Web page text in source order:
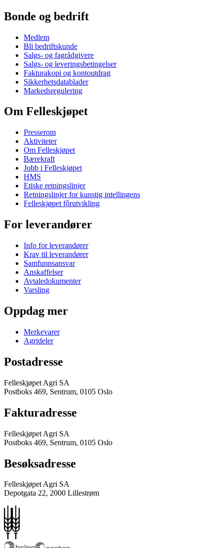
Bonde og bedrift
Medlem
Bli bedriftskunde
Salgs- og fagrådgivere
Salgs- og leveringsbetingelser
Fakturakopi og kontoutdrag
Sikkerhetsdatablader
Markedsregulering
Om Felleskjøpet
Presserom
Aktiviteter
Om Felleskjøpet
Bærekraft
Jobb i Felleskjøpet
HMS
Etiske retningslinjer
Retningslinjer for kunstig intellingens
Felleskjøpet fôrutvikling
For leverandører
Info for leverandører
Krav til leverandører
Samfunnsansvar
Anskaffelser
Avtaledokumenter
Varsling
Oppdag mer
Merkevarer
Agrideler
Postadresse
Felleskjøpet Agri SA
Postboks 469, Sentrum, 0105 Oslo
Fakturadresse
Felleskjøpet Agri SA
Postboks 469, Sentrum, 0105 Oslo
Besøksadresse
Felleskjøpet Agri SA
Depotgata 22, 2000 Lillestrøm